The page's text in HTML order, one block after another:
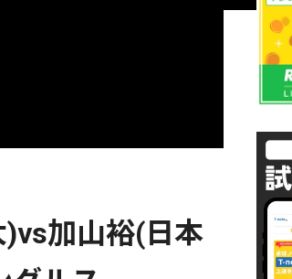
)vs加山裕(日本